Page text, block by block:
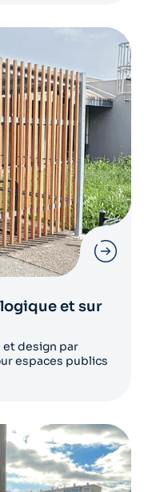
et sur
et design par
espaces publics